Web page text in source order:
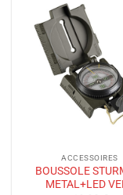
ACCESSOIRES
BOUSSOLE
METAL+LED